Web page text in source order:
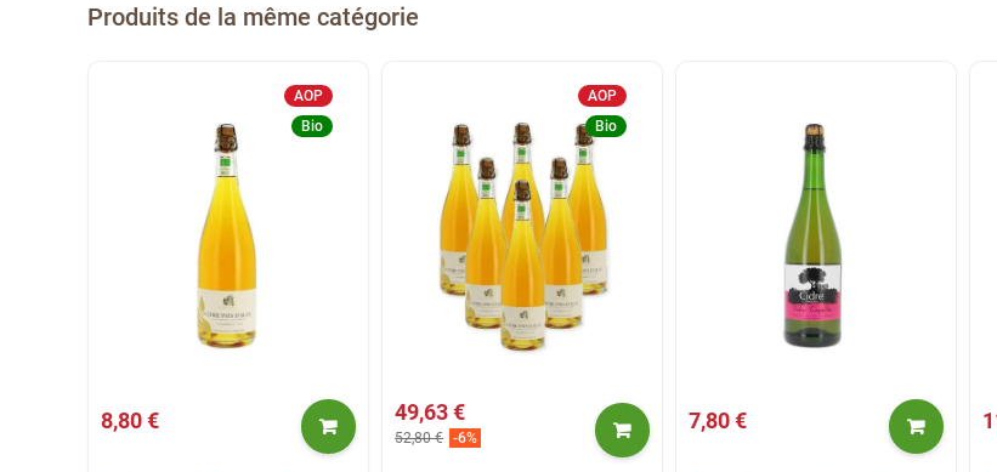
Produits de la même catégorie
AOP
Bio
8,80 €
AOP
Bio
49,63 €
52,80 € -6%
7,80 €